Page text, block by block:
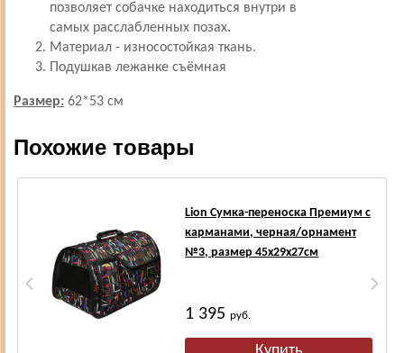
позволяет собачке находиться внутри в
самых расслабленных позах.
Материал - износостойкая ткань.
Подушкав лежанке съёмная
Размер: 62*53 см
Похожие товары
Lion Сумка-переноска Премиум с
карманами, черная/орнамент
№3, размер 45х29х27см
1 395руб.